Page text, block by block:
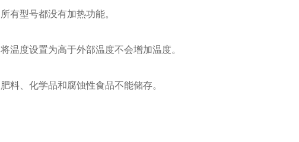
所有型号都没有加热功能。
将温度设置为高于外部温度不会增加温度。
肥料、化学品和腐蚀性食品不能储存。